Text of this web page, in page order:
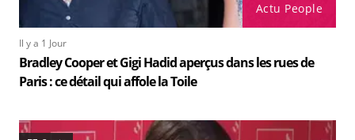
Actu People
Il y a 1 Jour
Bradley Cooper et Gigi Hadid aperçus dans les rues de
Paris : ce détail qui affole la Toile